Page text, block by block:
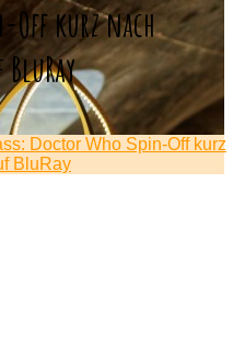
Off kurz nach
Doctor Who Spin-Off kurz
BluRay